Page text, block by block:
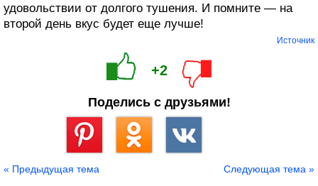
удовольствии от долгого тушения. И помните — на
второй день вкус будет еще лучше!
Источник
+2
Поделись с друзьями!
« Предыдущая тема Следующая тема »